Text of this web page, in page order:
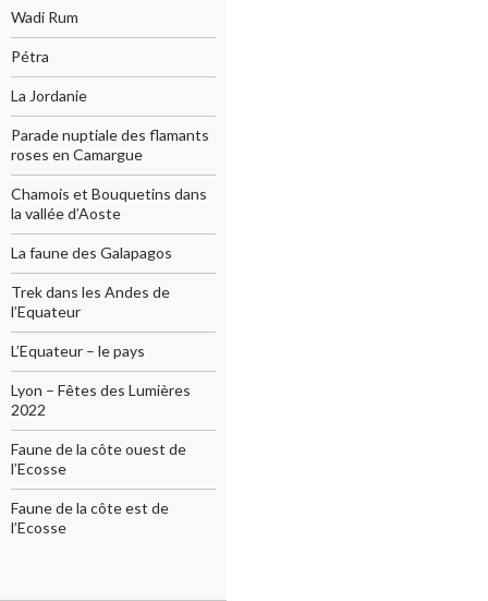
Wadi Rum
Pétra
La Jordanie
Parade nuptiale des flamants
roses en Camargue
Chamois et Bouquetins dans
la vallée d’Aoste
La faune des Galapagos
Trek dans les Andes de
l’Equateur
L’Equateur – le pays
Lyon – Fêtes des Lumières
2022
Faune de la côte ouest de
l’Ecosse
Faune de la côte est de
l’Ecosse